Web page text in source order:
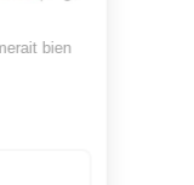
on aimerait bien